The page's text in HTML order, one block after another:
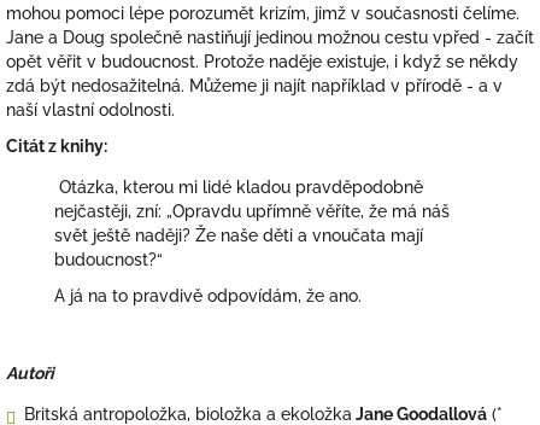
mohou pomoci lépe porozumět krizím, jimž v současnosti čelíme.
Jane a Doug společně nastiňují jedinou možnou cestu vpřed - začít
opět věřit v budoucnost. Protože naděje existuje, i když se někdy
zdá být nedosažitelná. Můžeme ji najít například v přírodě - a v
naší vlastní odolnosti.
Citát z knihy:
Otázka, kterou mi lidé kladou pravděpodobně
nejčastěji, zní: „Opravdu upřímně věříte, že má náš
svět ještě naději? Že naše děti a vnoučata mají
budoucnost?“
A já na to pravdivě odpovídám, že ano.
Autoři
Britská antropoložka, bioložka a ekoložka Jane Goodallová (*